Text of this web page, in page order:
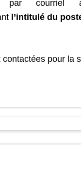
par courriel
l’intitulé du
pour la